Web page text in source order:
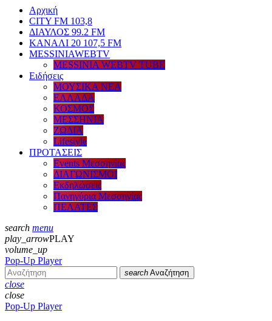
Αρχική
CITY FM 103,8
ΔΙΑΥΛΟΣ 99.2 FM
ΚΑΝΑΛΙ 20 107,5 FM
MESSINIAWEBTV
MESSINIA WEBTV TUBE
Eιδήσεις
ΜΟΥΣΙΚΑ ΝΕΑ
ΕΛΛΑΔΑ
ΚΟΣΜΟΣ
ΜΕΣΣΗΝΙΑ
ΖΩΔΙΑ
Lifestyle
ΠΡΟΤΑΣΕΙΣ
Events Μεσσηνίας
ΔΙΑΓΩΝΙΣΜΟΙ
Εκδηλώσεις
Πανηγύρια Μεσσηνίας
ΠΕΛΑΤΕΣ
search menu
play_arrowPLAY
volume_up
Pop-Up Player
search Αναζήτηση
close
close
Pop-Up Player